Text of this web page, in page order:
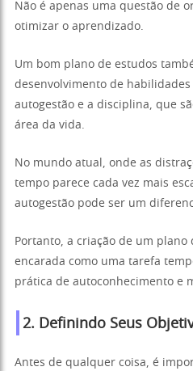
Não é apenas uma questão de
otimizar o aprendizado.
Um bom plano de estudos
desenvolvimento de
autogestão e a disciplina, que
área da vida.
No mundo atual, onde as
tempo parece cada vez mais
autogestão pode ser um
Portanto, a criação de um plano
encarada como uma tarefa
prática de autoconhecimento e
2. Definindo Seus
Antes de qualquer coisa, é